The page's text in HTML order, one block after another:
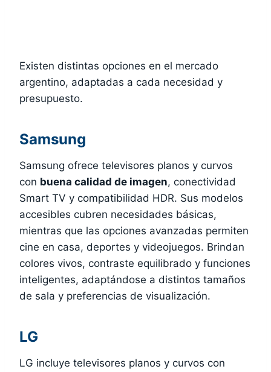
Existen distintas opciones en el mercado
argentino, adaptadas a cada necesidad y
presupuesto.
Samsung
Samsung ofrece televisores planos y curvos
con buena calidad de imagen, conectividad
Smart TV y compatibilidad HDR. Sus modelos
accesibles cubren necesidades básicas,
mientras que las opciones avanzadas permiten
cine en casa, deportes y videojuegos. Brindan
colores vivos, contraste equilibrado y funciones
inteligentes, adaptándose a distintos tamaños
de sala y preferencias de visualización.
LG
LG incluye televisores planos y curvos con